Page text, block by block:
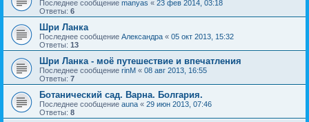
Последнее сообщение manyas « 23 фев 2014, 03:18
Ответы: 6
Шри Ланка
Последнее сообщение Александра « 05 окт 2013, 15:32
Ответы: 13
Шри Ланка - моё путешествие и впечатления
Последнее сообщение rinM « 08 авг 2013, 16:55
Ответы: 7
Ботанический сад. Варна. Болгария.
Последнее сообщение auna « 29 июн 2013, 07:46
Ответы: 8